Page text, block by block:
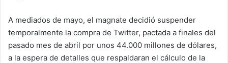
A mediados de mayo, el magnate decidió suspender
temporalmente la compra de Twitter, pactada a finales del
pasado mes de abril por unos 44.000 millones de dólares,
a la espera de detalles que respaldaran el cálculo de la